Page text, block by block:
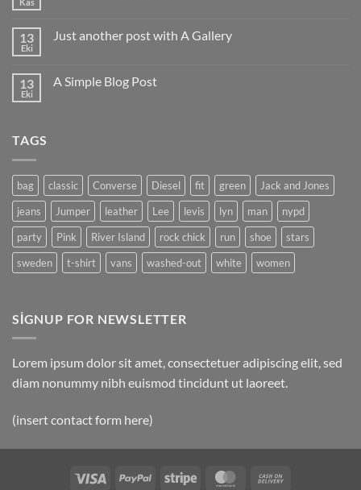
Kas
to
13
Eki
Just another post with A Gallery
another
13
Eki
A Simple Blog Post
TAGS
bag classic Converse Diesel fit green
Jack and Jones
jeans
Jumper leather Lee levis lyn man
nypd
party
Pink River Island rock chick run shoe
stars
sweden
t-shirt vans washed-out white women
SIGNUP FOR NEWSLETTER
Lorem ipsum dolor sit amet, consectetuer adipiscing elit, sed
diam nonummy nibh euismod tincidunt ut laoreet.
(insert contact form here)
Visa PayPal Stripe MasterCard